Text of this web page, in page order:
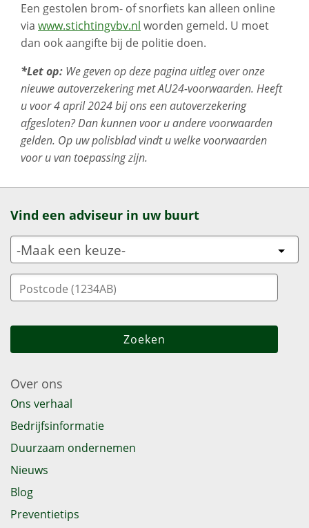
Een gestolen brom- of snorfiets kan alleen online
via www.stichtingvbv.nl worden gemeld. U moet
dan ook aangifte bij de politie doen.
*Let op: We geven op deze pagina uitleg over onze
nieuwe autoverzekering met AU24-voorwaarden. Heeft
u voor 4 april 2024 bij ons een autoverzekering
afgesloten? Dan kunnen voor u andere voorwaarden
gelden. Op uw polisblad vindt u welke voorwaarden
voor u van toepassing zijn.
Vind een adviseur in uw buurt
Over ons
Ons verhaal
Bedrijfsinformatie
Duurzaam ondernemen
Nieuws
Blog
Preventietips